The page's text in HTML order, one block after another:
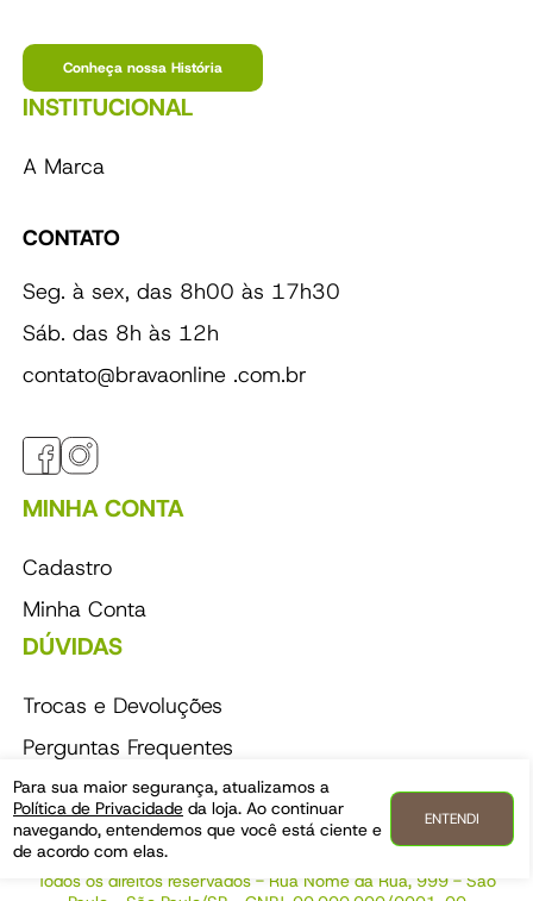
Para sua maior segurança, atualizamos a
Política de Privacidade da loja. Ao continuar
navegando, entendemos que você está ciente e
de acordo com elas.
ENTENDI
Conheça nossa História
INSTITUCIONAL
A Marca
CONTATO
Seg. à sex, das 8h00 às 17h30
Sáb. das 8h às 12h
contato@bravaonline .com.br
MINHA CONTA
Cadastro
Minha Conta
DÚVIDAS
Trocas e Devoluções
Perguntas Frequentes
Política de Entrega
Perguntas Frequentes
Todos os direitos reservados - Rua Nome da Rua, 999 - São